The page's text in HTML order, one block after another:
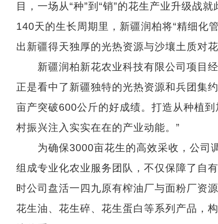
目，一场从“种”到“销”的花生产业升级战
140天的生长周期里，新疆润柏将“精细化
出新疆得天独厚的光热资源与沙壤土质对
新疆润柏新花农业科技有限公司项目经
正是看中了新疆独特的光热资源和兵团集
亩产突破600公斤的好成绩。打造从种植
村振兴注入实实在在的产业动能。”
为确保3000亩花生的高效采收，公司调
组成专业化农业服务团队，不仅保障了自
时公司盘活一四九原有榨油厂与面粉厂资
花生油、花生碎、花生蛋白等系列产品，